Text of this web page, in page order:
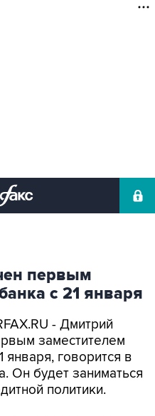
первым
с 21 января
- Дмитрий
заместителем
говорится в
Он будет заниматься
политики.